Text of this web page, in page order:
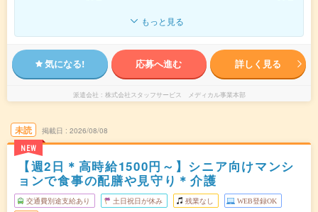
もっと見る
気になる! 応募へ進む 詳しく見る
派遣会社 株式会社スタッフサービス メディカル事業本部
未読
NEW
掲載日 2026/08/08
【週2日＊高時給1500円～】シニア向けマンシ
ョンで食事の配膳や見守り＊介護
交通費別途支給あり 土日祝日が休み 残業なし WEB登録OK